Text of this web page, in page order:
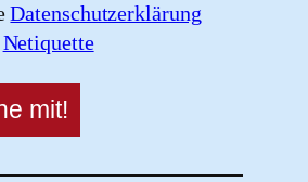
Datenschutzerklärung
Netiquette